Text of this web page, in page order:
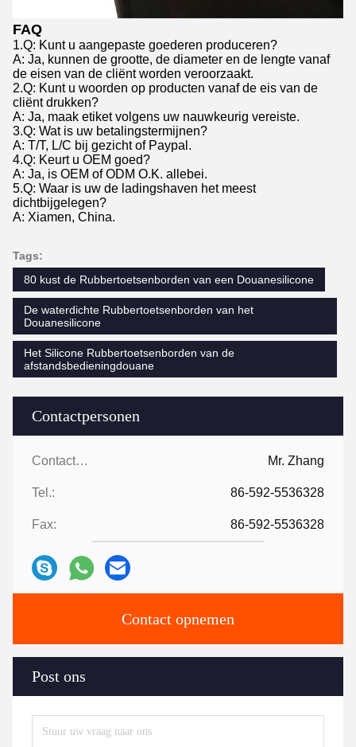
Contactpersonen
Contactpersonen: Mr. Zhang
Tel.: 86-592-5536328
Fax: 86-592-5536328
Contact opnemen
Post ons
FAQ
1.Q: Kunt u aangepaste goederen produceren?
A: Ja, kunnen de grootte, de diameter en de lengte vanaf
de eisen van de cliënt worden veroorzaakt.
2.Q: Kunt u woorden op producten vanaf de eis van de
cliënt drukken?
A: Ja, maak etiket volgens uw nauwkeurig vereiste.
3.Q: Wat is uw betalingstermijnen?
A: T/T, L/C bij gezicht of Paypal.
4.Q: Keurt u OEM goed?
A: Ja, is OEM of ODM O.K. allebei.
5.Q: Waar is uw de ladingshaven het meest
dichtbijgelegen?
A: Xiamen, China.
Tags:
80 kust de Rubbertoetsenborden van een Douanesilicone
De waterdichte Rubbertoetsenborden van het
Douanesilicone
Het Silicone Rubbertoetsenborden van de
afstandsbedieningdouane